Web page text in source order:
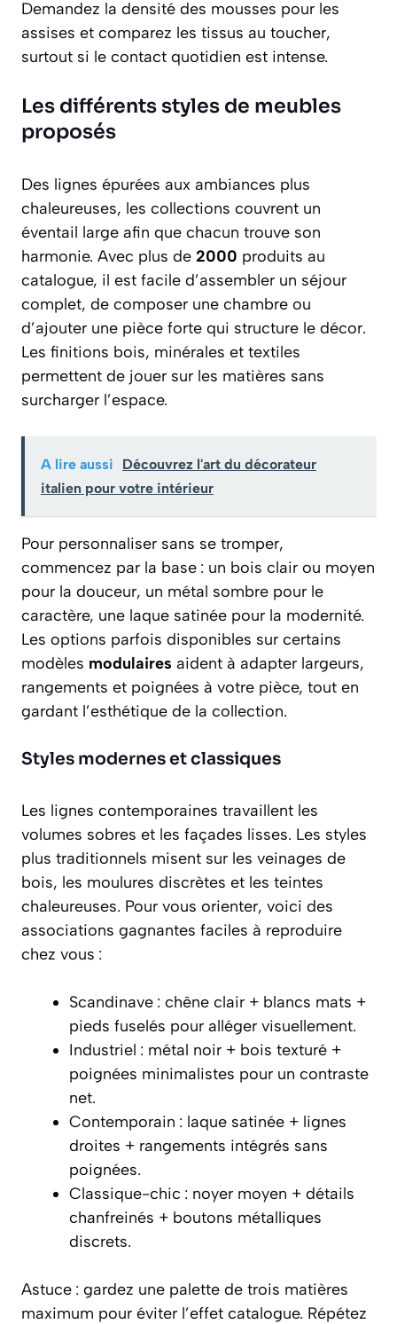
Demandez la densité des mousses pour les
assises et comparez les tissus au toucher,
surtout si le contact quotidien est intense.
Les différents styles de meubles
proposés
Des lignes épurées aux ambiances plus
chaleureuses, les collections couvrent un
éventail large afin que chacun trouve son
harmonie. Avec plus de 2000 produits au
catalogue, il est facile d’assembler un séjour
complet, de composer une chambre ou
d’ajouter une pièce forte qui structure le décor.
Les finitions bois, minérales et textiles
permettent de jouer sur les matières sans
surcharger l’espace.
A lire aussi
Découvrez l'art du décorateur
italien pour votre intérieur
Pour personnaliser sans se tromper,
commencez par la base : un bois clair ou moyen
pour la douceur, un métal sombre pour le
caractère, une laque satinée pour la modernité.
Les options parfois disponibles sur certains
modèles modulaires aident à adapter largeurs,
rangements et poignées à votre pièce, tout en
gardant l’esthétique de la collection.
Styles modernes et classiques
Les lignes contemporaines travaillent les
volumes sobres et les façades lisses. Les styles
plus traditionnels misent sur les veinages de
bois, les moulures discrètes et les teintes
chaleureuses. Pour vous orienter, voici des
associations gagnantes faciles à reproduire
chez vous :
Scandinave : chêne clair + blancs mats +
pieds fuselés pour alléger visuellement.
Industriel : métal noir + bois texturé +
poignées minimalistes pour un contraste
net.
Contemporain : laque satinée + lignes
droites + rangements intégrés sans
poignées.
Classique-chic : noyer moyen + détails
chanfreinés + boutons métalliques
discrets.
Astuce : gardez une palette de trois matières
maximum pour éviter l’effet catalogue. Répétez